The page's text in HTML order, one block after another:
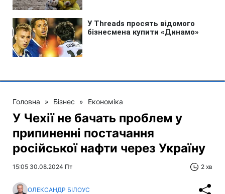
Головна » Бізнес » Економіка
У Чехії не бачать проблем у
припиненні постачання
російської нафти через Україну
15:05 30.08.2024 Пт 2 хв
ОЛЕКСАНДР БІЛОУС